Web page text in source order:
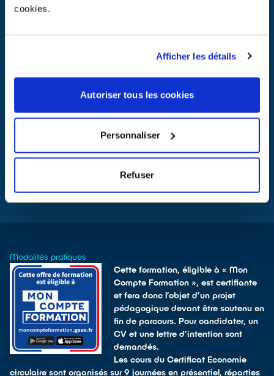
cookies.
Afficher les détails
Autoriser tous les cookies
Personnaliser
Refuser
TÉLÉCHARGER LA PLAQUETTE DE LA FORMATION
Modalités pratiques
Cette formation, éligible à « Mon
Compte Formation », est certifiante
et fera donc l’objet d’un projet
pédagogique devant être soutenu en
fin de parcours. Pour candidater, un
CV et une lettre d’intention sont
demandés.
Les cours du Certificat Economie
circulaire sont organisés sur 9 journées en présentiel, réparties